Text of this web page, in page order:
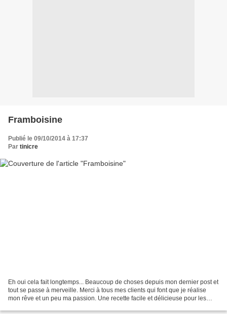
Framboisine
Publié le 09/10/2014 à 17:37
Par tinicre
Eh oui cela fait longtemps... Beaucoup de choses depuis mon dernier post et
tout se passe à merveille. Merci à tous mes clients qui font que je réalise
mon rêve et un peu ma passion. Une recette facile et délicieuse pour les